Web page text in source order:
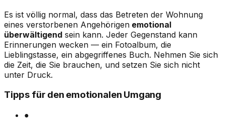
Es ist völlig normal, dass das Betreten der Wohnung
eines verstorbenen Angehörigen emotional
überwältigend sein kann. Jeder Gegenstand kann
Erinnerungen wecken — ein Fotoalbum, die
Lieblingstasse, ein abgegriffenes Buch. Nehmen Sie sich
die Zeit, die Sie brauchen, und setzen Sie sich nicht
unter Druck.
Tipps für den emotionalen Umgang
●